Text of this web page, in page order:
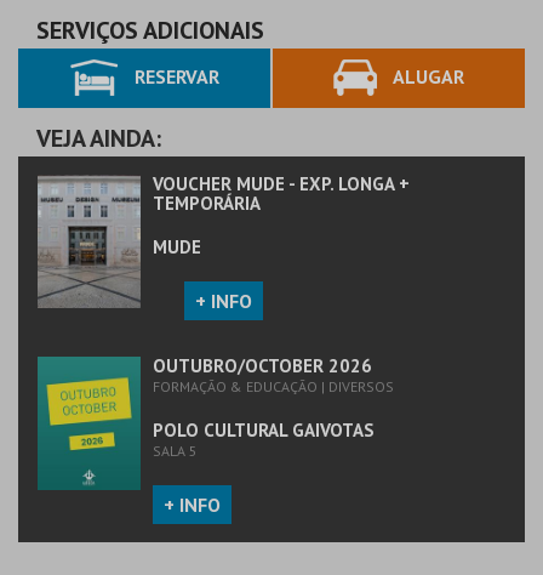
PREÇO INTEIRO
MAIS INFO
COMPRAR
MAIS INFO
SERVIÇOS ADICIONAIS
RESERVAR ALUGAR
VEJA AINDA:
VOUCHER MUDE - EXP. LONGA +
TEMPORÁRIA
MUDE
+ INFO
OUTUBRO/OCTOBER 2026
FORMAÇÃO & EDUCAÇÃO | DIVERSOS
POLO CULTURAL GAIVOTAS
SALA 5
+ INFO